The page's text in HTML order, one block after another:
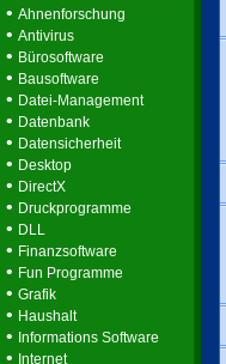
• Ahnenforschung
• Antivirus
• Bürosoftware
• Bausoftware
• Datei-Management
• Datenbank
• Datensicherheit
• Desktop
• DirectX
• Druckprogramme
• DLL
• Finanzsoftware
• Fun Programme
• Grafik
• Haushalt
• Informations Software
• Internet